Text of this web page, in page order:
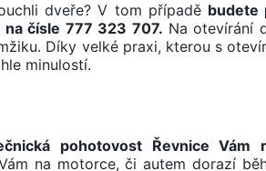
dveře? V tom případě budete
čísle 777 323 707. Na otevírání
Díky velké praxi, kterou s
minulostí.
pohotovost Řevnice Vám
na motorce, či autem dorazí